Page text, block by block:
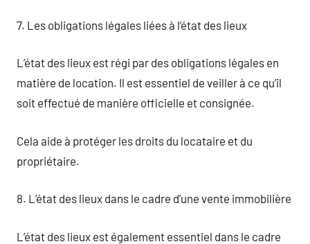
7. Les obligations légales liées à l’état des lieux
L’état des lieux est régi par des obligations légales en
matière de location. Il est essentiel de veiller à ce qu’il
soit effectué de manière officielle et consignée.
Cela aide à protéger les droits du locataire et du
propriétaire.
8. L’état des lieux dans le cadre d’une vente immobilière
L’état des lieux est également essentiel dans le cadre